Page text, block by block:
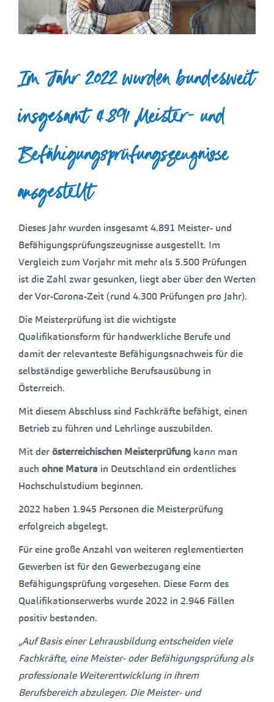
Im Jahr 2022 wurden bundesweit
insgesamt 4.891 Meister- und
Befähigungsprüfungszeugnisse
ausgestellt
Dieses Jahr wurden insgesamt 4.891 Meister- und
Befähigungsprüfungszeugnisse ausgestellt. Im
Vergleich zum Vorjahr mit mehr als 5.500 Prüfungen
ist die Zahl zwar gesunken, liegt aber über den Werten
der Vor-Corona-Zeit (rund 4.300 Prüfungen pro Jahr).
Die Meisterprüfung ist die wichtigste
Qualifikationsform für handwerkliche Berufe und
damit der relevanteste Befähigungsnachweis für die
selbständige gewerbliche Berufsausübung in
Österreich.
Mit diesem Abschluss sind Fachkräfte befähigt, einen
Betrieb zu führen und Lehrlinge auszubilden.
Mit derösterreichischen Meisterprüfung kann man
auch ohne Matura in Deutschland ein ordentliches
Hochschulstudium beginnen.
2022 haben 1.945 Personen die Meisterprüfung
erfolgreich abgelegt.
Für eine große Anzahl von weiteren reglementierten
Gewerben ist für den Gewerbezugang eine
Befähigungsprüfung vorgesehen. Diese Form des
Qualifikationserwerbs wurde 2022 in 2.946 Fällen
positiv bestanden.
„Auf Basis einer Lehrausbildung entscheiden viele
Fachkräfte, eine Meister- oder Befähigungsprüfung als
professionale Weiterentwicklung in ihrem
Berufsbereich abzulegen. Die Meister- und